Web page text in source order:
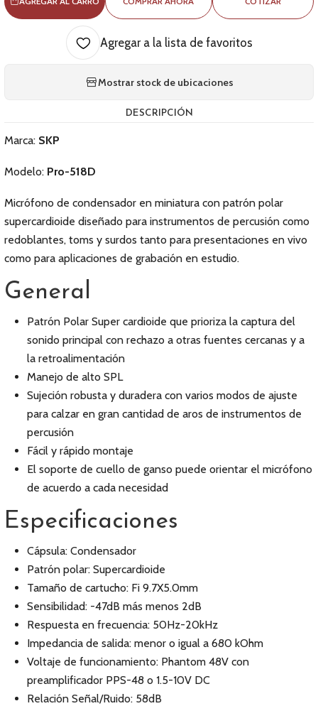
Agregar a la lista de favoritos
Mostrar stock de ubicaciones
DESCRIPCIÓN
Marca: SKP
Modelo: Pro-518D
Micrófono de condensador en miniatura con patrón polar
supercardioide diseñado para instrumentos de percusión como
redoblantes, toms y surdos tanto para presentaciones en vivo
como para aplicaciones de grabación en estudio.
General
Patrón Polar Super cardioide que prioriza la captura del
sonido principal con rechazo a otras fuentes cercanas y a
la retroalimentación
Manejo de alto SPL
Sujeción robusta y duradera con varios modos de ajuste
para calzar en gran cantidad de aros de instrumentos de
percusión
Fácil y rápido montaje
El soporte de cuello de ganso puede orientar el micrófono
de acuerdo a cada necesidad
Especificaciones
Cápsula: Condensador
Patrón polar: Supercardioide
Tamaño de cartucho: Fi 9.7X5.0mm
Sensibilidad: -47dB más menos 2dB
Respuesta en frecuencia: 50Hz-20kHz
Impedancia de salida: menor o igual a 680 kOhm
Voltaje de funcionamiento: Phantom 48V con
preamplificador PPS-48 o 1.5-10V DC
Relación Señal/Ruido: 58dB